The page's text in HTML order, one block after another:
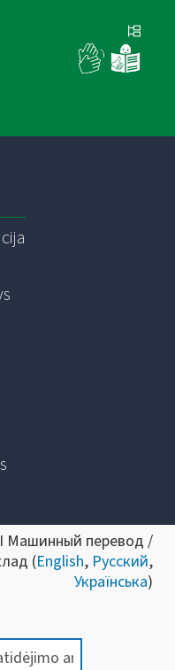
Машинный перевод /
(English, Русский,
Українська)